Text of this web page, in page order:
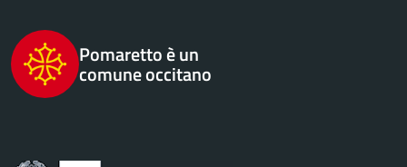
Pomaretto è un
comune occitano